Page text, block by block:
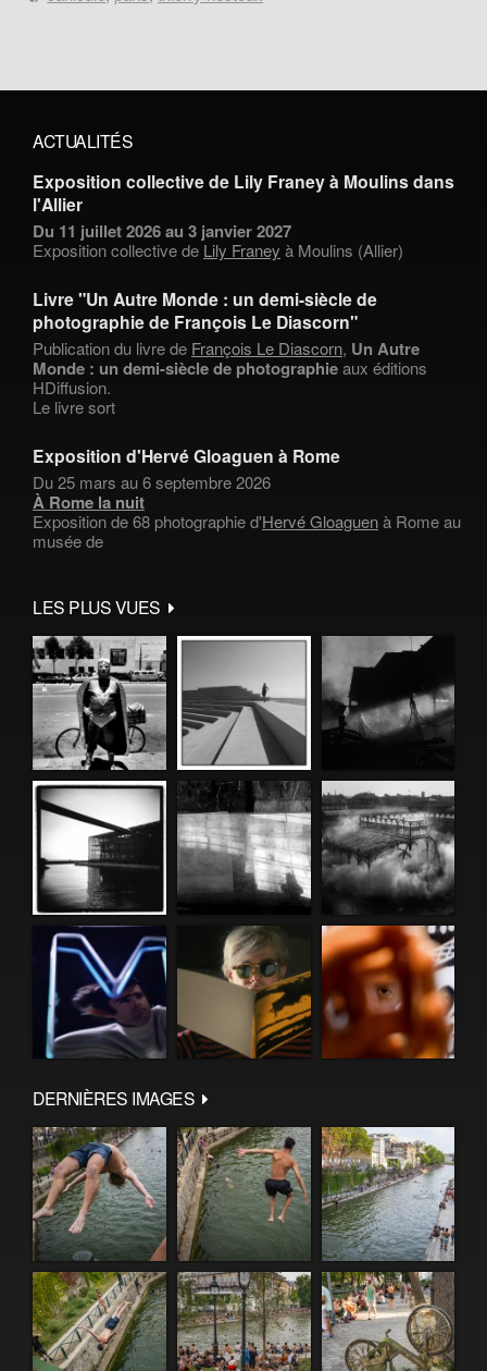
ACTUALITÉS
Exposition collective de Lily Franey à Moulins dans
l'Allier
Du 11 juillet 2026 au 3 janvier 2027
Exposition collective de Lily Franey à Moulins (Allier)
Livre "Un Autre Monde : un demi-siècle de
photographie de François Le Diascorn"
Publication du livre de François Le Diascorn, Un Autre
Monde : un demi-siècle de photographieaux éditions
HDiffusion.
Le livre sort
Exposition d'Hervé Gloaguen à Rome
Du 25 mars au 6 septembre 2026
À Rome la nuit
Exposition de 68 photographie d'Hervé Gloaguenà Rome au
musée de
LES PLUS VUES
DERNIÈRES IMAGES